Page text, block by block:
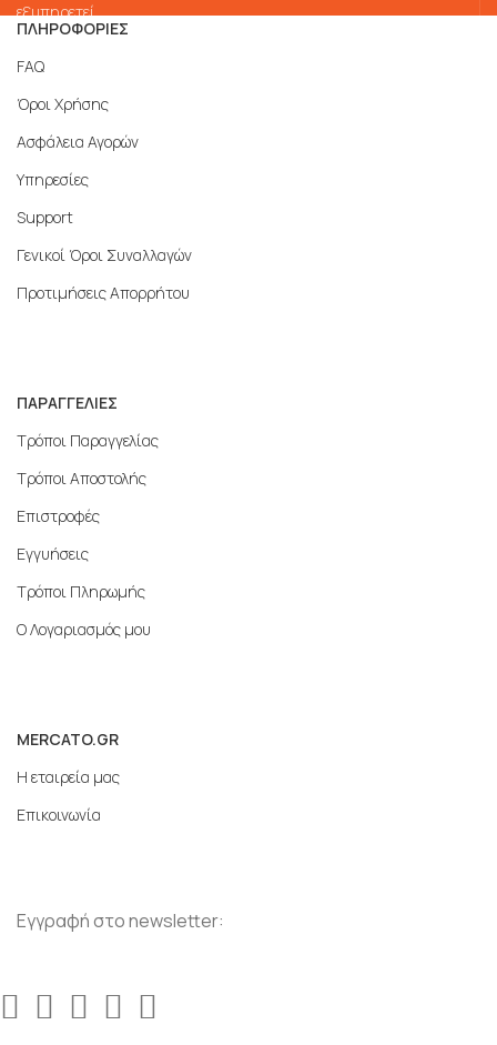
εξυπηρετεί
ΠΛΗΡΟΦΟΡΙΕΣ
FAQ
Όροι Χρήσης
Ασφάλεια Αγορών
Υπηρεσίες
Support
Γενικοί Όροι Συναλλαγών
Προτιμήσεις Απορρήτου
ΠΑΡΑΓΓΕΛΙΕΣ
Τρόποι Παραγγελίας
Τρόποι Αποστολής
Επιστροφές
Εγγυήσεις
Τρόποι Πληρωμής
Ο Λογαριασμός μου
MERCATO.GR
Η εταιρεία μας
Επικοινωνία
Εγγραφή στο newsletter: